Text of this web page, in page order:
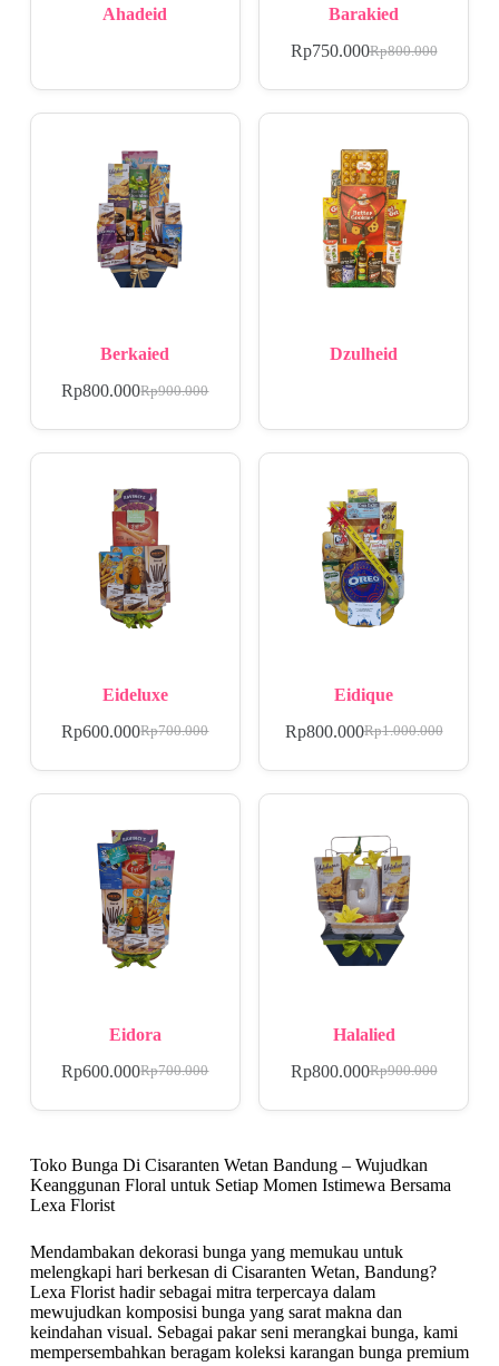
Ahadeid Barakied
Rp800.000
Rp750.000
Berkaied
Rp900.000
Rp800.000
Dzulheid
Eideluxe
Rp700.000
Rp600.000
Eidique
Rp1.000.000
Rp800.000
Eidora
Rp700.000
Rp600.000
Halalied
Rp900.000
Rp800.000
Toko Bunga Di Cisaranten Wetan Bandung – Wujudkan
Keanggunan Floral untuk Setiap Momen Istimewa Bersama
Lexa Florist
Mendambakan dekorasi bunga yang memukau untuk
melengkapi hari berkesan di Cisaranten Wetan, Bandung?
Lexa Florist hadir sebagai mitra terpercaya dalam
mewujudkan komposisi bunga yang sarat makna dan
keindahan visual. Sebagai pakar seni merangkai bunga, kami
mempersembahkan beragam koleksi karangan bunga premium